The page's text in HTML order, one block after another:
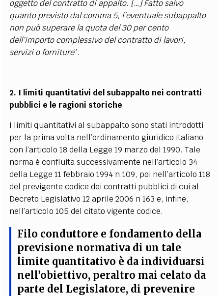
oggetto del contratto di appalto. […] Fatto salvo
quanto previsto dal comma 5, l’eventuale subappalto
non può superare la quota del 30 per cento
dell’importo complessivo del contratto di lavori,
servizi o forniture”.
2. I limiti quantitativi del subappalto nei contratti
pubblici e le ragioni storiche
I limiti quantitativi al subappalto sono stati introdotti
per la prima volta nell’ordinamento giuridico italiano
con l’articolo 18 della Legge 19 marzo del 1990. Tale
norma è confluita successivamente nell’articolo 34
della Legge 11 febbraio 1994 n.109, poi nell’articolo 118
del previgente codice dei contratti pubblici di cui al
Decreto Legislativo 12 aprile 2006 n 163 e, infine,
nell’articolo 105 del citato vigente codice.
Filo conduttore e fondamento della
previsione normativa di un tale
limite quantitativo è da individuarsi
nell’obiettivo, peraltro mai celato da
parte del Legislatore, di prevenire